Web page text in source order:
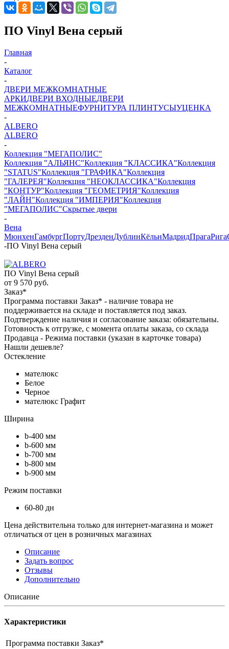
ПО Vinyl Вена серый
Главная
-
Каталог
-
ДВЕРИ МЕЖКОМНАТНЫЕ
АРКИДВЕРИ ВХОДНЫЕДВЕРИ
МЕЖКОМНАТНЫЕФУРНИТУРА ПЛИНТУСЫУЦЕНКА
-
ALBERO
ALBERO
-
Коллекция "МЕГАПОЛИС"
Коллекция "АЛЬЯНС"Коллекция "КЛАССИКА"Коллекция
"STATUS"Коллекция "ГРАФИКА"Коллекция
"ГАЛЕРЕЯ"Коллекция "НЕОКЛАССИКА"Коллекция
"КОНТУР"Коллекция "ГЕОМЕТРИЯ"Коллекция
"ЛАЙН"Коллекция "ИМПЕРИЯ"Коллекция
"МЕГАПОЛИС"Скрытые двери
-
Вена
МюнхенГамбургПортуДрезденДублинКёльнМадридПрагаРига
-ПО Vinyl Вена серый
ПО Vinyl Вена серый
от 9 570 руб.
Заказ*
Программа поставки Заказ* - наличие товара не
поддерживается на складе и поставляется под заказ.
Подтверждение наличия и согласование заказа: обязательны.
Готовность к отгрузке, с момента оплаты заказа, со склада
Продавца - Режима поставки (указан в карточке товара)
Нашли дешевле?
Остекление
мателюкс
Белое
Черное
мателюкс Графит
Ширина
b-400 мм
b-600 мм
b-700 мм
b-800 мм
b-900 мм
Режим поставки
60-80 дн
Цена действительна только для интернет-магазина и может
отличаться от цен в розничных магазинах
Описание
Задать вопрос
Отзывы
Дополнительно
Описание
Характеристики
Программа поставки Заказ*